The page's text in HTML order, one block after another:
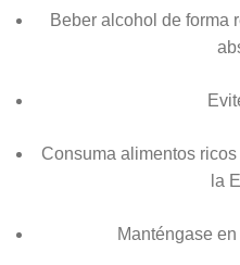
Beber alcohol de forma
Consuma alimentos
la
Manténgase